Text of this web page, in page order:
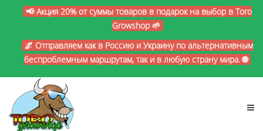
📢 Акция 20% от суммы товаров в подарок на выбор в Toro
Growshop 🌱
🌌 Отправляем как в Россию и Украину по альтернативным
беспроблемным маршрутам, так и в любую страну мира. 🌐